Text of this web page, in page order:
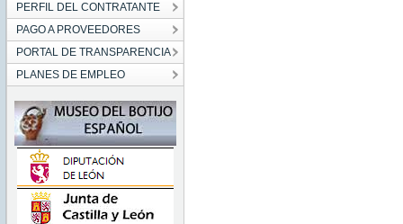
PERFIL DEL CONTRATANTE
PAGO A PROVEEDORES
PORTAL DE TRANSPARENCIA
PLANES DE EMPLEO